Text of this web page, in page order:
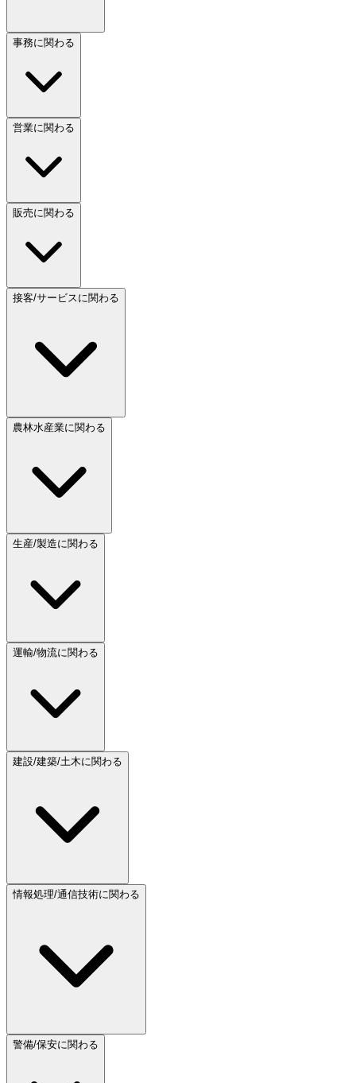
事務に関わる
営業に関わる
販売に関わる
接客/サービスに関わる
農林水産業に関わる
生産/製造に関わる
運輸/物流に関わる
建設/建築/土木に関わる
情報処理/通信技術に関わる
警備/保安に関わる